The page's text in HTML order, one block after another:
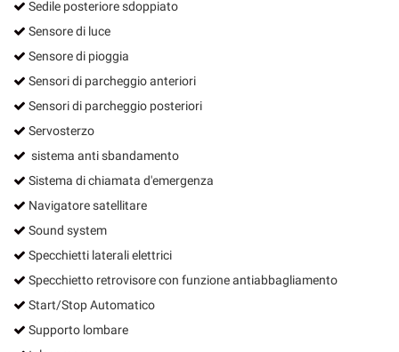
Sedile posteriore sdoppiato
Sensore di luce
Sensore di pioggia
Sensori di parcheggio anteriori
Sensori di parcheggio posteriori
Servosterzo
sistema anti sbandamento
Sistema di chiamata d'emergenza
Navigatore satellitare
Sound system
Specchietti laterali elettrici
Specchietto retrovisore con funzione antiabbagliamento
Start/Stop Automatico
Supporto lombare